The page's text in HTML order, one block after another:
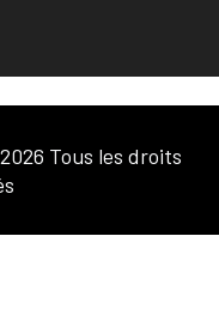
Tous les droits